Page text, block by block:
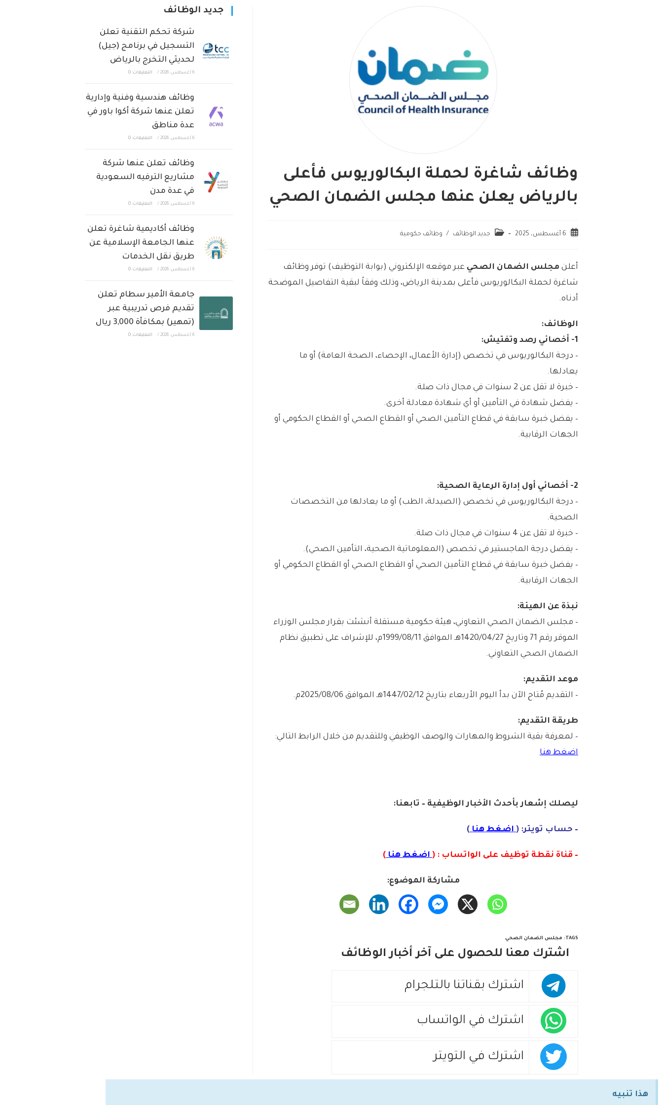
وظائف شاغرة لحملة البكالوريوس فأعلى
بالرياض يعلن عنها مجلس الضمان الصحي
6 أغسطس، 2025 جديد الوظائف / وظائف حكومية
أعلن مجلس الضمان الصحي عبر موقعه الإلكتروني (بوابة التوظيف) توفر وظائف
شاغرة لحملة البكالوريوس فأعلى بمدينة الرياض، وذلك وفقاً لبقية التفاصيل الموضحة
أدناه.
الوظائف:
1- أخصائي رصد وتفتيش:
– درجة البكالوريوس في تخصص (إدارة الأعمال، الإحصاء، الصحة العامة) أو ما
يعادلها.
– خبرة لا تقل عن 2 سنوات في مجال ذات صلة.
– يفضل شهادة في التأمين أو أي شهادة معادلة أخرى.
– يفضل خبرة سابقة في قطاع التأمين الصحي أو القطاع الصحي أو القطاع الحكومي أو
الجهات الرقابية.
2- أخصائي أول إدارة الرعاية الصحية:
– درجة البكالوريوس في تخصص (الصيدلة، الطب) أو ما يعادلها من التخصصات
الصحية.
– خبرة لا تقل عن 4 سنوات في مجال ذات صلة.
– يفضل درجة الماجستير في تخصص (المعلوماتية الصحية، التأمين الصحي).
– يفضل خبرة سابقة في قطاع التأمين الصحي أو القطاع الصحي أو القطاع الحكومي أو
الجهات الرقابية.
نبذة عن الهيئة:
– مجلس الضمان الصحي التعاوني، هيئة حكومية مستقلة أنشئت بقرار مجلس الوزراء
الموقر رقم 71 وتاريخ 1420/04/27هـ الموافق 1999/08/11م، للإشراف على تطبيق نظام
الضمان الصحي التعاوني.
موعد التقديم:
– التقديم مُتاح الآن بدأ اليوم الأربعاء بتاريخ 1447/02/12هـ الموافق 2025/08/06م.
طريقة التقديم:
– لمعرفة بقية الشروط والمهارات والوصف الوظيفي وللتقديم من خلال الرابط التالي:
اضغط هنا
ليصلك إشعاربأحدث الأخبار الوظيفية – تابعنا:
– حساب تويتر: (اضغط هنا )
– قناة نقطة توظيف على الواتساب : ( اضغط هنا )
مشاركة الموضوع:
TAGS
: مجلس الضمان الصحي
اشترك معنا للحصول على آخر أخبار الوظائف
اشترك بقناتنا بالتلجرام
اشترك في الواتساب
اشترك في التويتر
جديد الوظائف
شركة تحكم التقنية تعلن
التسجيل في برنامج (جيل)
لحديثي التخرج بالرياض
6 أغسطس، 2026 / التعليقات: 0
وظائف هندسية وفنية وإدارية
تعلن عنها شركة أكوا باور في
عدة مناطق
6 أغسطس، 2026 / التعليقات: 0
وظائف تعلن عنها شركة
مشاريع الترفيه السعودية
في عدة مدن
6 أغسطس، 2026 / التعليقات: 0
وظائف أكاديمية شاغرة تعلن
عنها الجامعة الإسلامية عن
طريق نقل الخدمات
6 أغسطس، 2026 / التعليقات: 0
جامعة الأمير سطام تعلن
تقديم فرص تدريبية عبر
(تمهير) بمكافأة 3,000 ريال
6 أغسطس، 2026 / التعليقات: 0
هذا تنبيه